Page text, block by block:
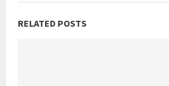
RELATED POSTS